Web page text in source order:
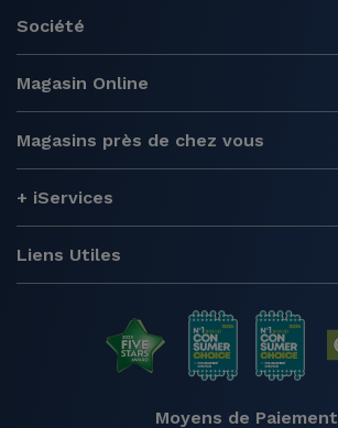
Société
Magasin Online
Magasins près de chez vous
+ iServices
Liens Utiles
Moyens de Paiement